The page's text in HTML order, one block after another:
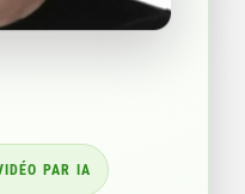
PAR IA